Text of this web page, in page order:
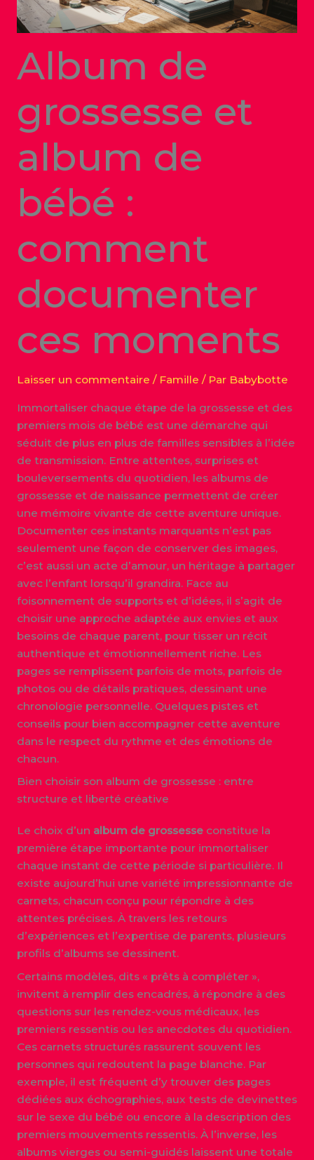
Album de
grossesse et
album de
bébé :
comment
documenter
ces moments
Laisser un commentaire / Famille / Par Babybotte
Immortaliser chaque étape de la grossesse et des
premiers mois de bébé est une démarche qui
séduit de plus en plus de familles sensibles à l’idée
de transmission. Entre attentes, surprises et
bouleversements du quotidien, les albums de
grossesse et de naissance permettent de créer
une mémoire vivante de cette aventure unique.
Documenter ces instants marquants n’est pas
seulement une façon de conserver des images,
c’est aussi un acte d’amour, un héritage à partager
avec l’enfant lorsqu’il grandira. Face au
foisonnement de supports et d’idées, il s’agit de
choisir une approche adaptée aux envies et aux
besoins de chaque parent, pour tisser un récit
authentique et émotionnellement riche. Les
pages se remplissent parfois de mots, parfois de
photos ou de détails pratiques, dessinant une
chronologie personnelle. Quelques pistes et
conseils pour bien accompagner cette aventure
dans le respect du rythme et des émotions de
chacun.
Bien choisir son album de grossesse : entre
structure et liberté créative
Le choix d’un album de grossesseconstitue la
première étape importante pour immortaliser
chaque instant de cette période si particulière. Il
existe aujourd’hui une variété impressionnante de
carnets, chacun conçu pour répondre à des
attentes précises. À travers les retours
d’expériences et l’expertise de parents, plusieurs
profils d’albums se dessinent.
Certains modèles, dits « prêts à compléter »,
invitent à remplir des encadrés, à répondre à des
questions sur les rendez-vous médicaux, les
premiers ressentis ou les anecdotes du quotidien.
Ces carnets structurés rassurent souvent les
personnes qui redoutent la page blanche. Par
exemple, il est fréquent d’y trouver des pages
dédiées aux échographies, aux tests de devinettes
sur le sexe du bébé ou encore à la description des
premiers mouvements ressentis. À l’inverse, les
albums vierges ou semi-guidés laissent une totale